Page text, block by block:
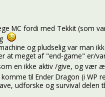
MC fordi med Tekkit (som
og pludselig var man
at meget af "end-game" er/
en ikke aktiv /give, og vær
til Ender Dragon (i WP
udforske og survival delen